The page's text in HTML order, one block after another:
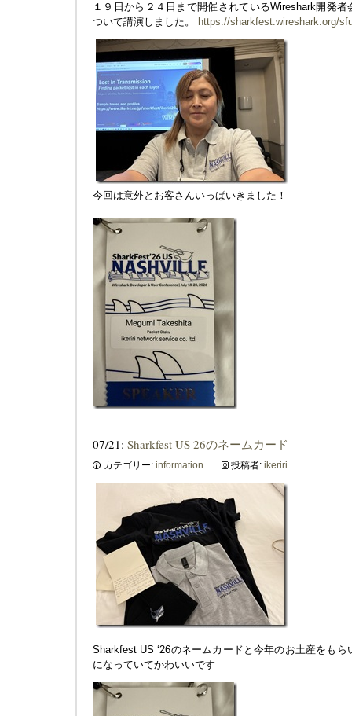
１９日から２４日まで開催されているWireshark開発
ついて講演しました。
https://sharkfest.wireshark.org/
今回は意外とお客さんいっぱいきました！
07/21: Sharkfest US 26のネームカード
カテゴリー: information 投稿者: ikeriri
Sharkfest US ‘26のネームカードと今年のお土産をも
になっていてかわいいです